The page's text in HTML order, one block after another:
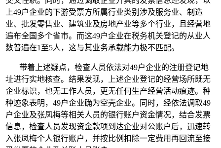
上49户企业的下游受票方所属行业类别涉及服务业、制造
业、批发零售业、建筑业及房地产业等多个行业，且经营地
遍布全国多个省市。而这49户企业在税务机关登记的从业人
数普遍在1至5人，这与其业务承载能力极不匹配。
带着上述疑点，检查人员依法对49户企业的注册登记地
址进行实地核查。结果发现，上述企业登记的经营场所既无
企业标识，也无工作人员，更无任何生产经营活动痕迹。种
种迹象表明，49户企业确为空壳企业。同时，经依法调取49
户企业及张凤梅等相关人员的银行账户资金情况，结合发票
信息，检查人员发现资金款项到达企业对公账户后，迅速转
入张凤梅个人银行账户，并按比例扣除一定费用再回流至接